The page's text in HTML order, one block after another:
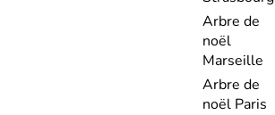
Arbre de
noël
Marseille
Arbre de
noël Paris